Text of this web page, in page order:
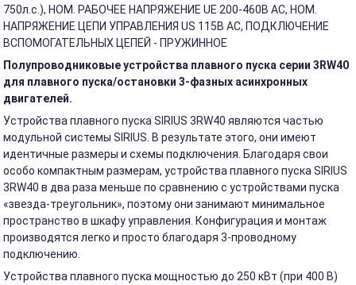
750л.с.), НОМ. РАБОЧЕЕ НАПРЯЖЕНИЕ UE 200-460В АС, НОМ.
НАПРЯЖЕНИЕ ЦЕПИ УПРАВЛЕНИЯ US 115В АС, ПОДКЛЮЧЕНИЕ
ВСПОМОГАТЕЛЬНЫХ ЦЕПЕЙ - ПРУЖИННОЕ
Полупроводниковые устройства плавного пуска серии 3RW40
для плавного пуска/остановки 3-фазных асинхронных
двигателей.
Устройства плавного пуска SIRIUS 3RW40 являются частью
модульной системы SIRIUS. В результате этого, они имеют
идентичные размеры и схемы подключения. Благодаря свои
особо компактным размерам, устройства плавного пуска SIRIUS
3RW40 в два раза меньше по сравнению с устройствами пуска
«звезда-треугольник», поэтому они занимают минимальное
пространство в шкафу управления. Конфигурация и монтаж
производятся легко и просто благодаря 3-проводному
подключению.
Устройства плавного пуска мощностью до 250 кВт (при 400 В)